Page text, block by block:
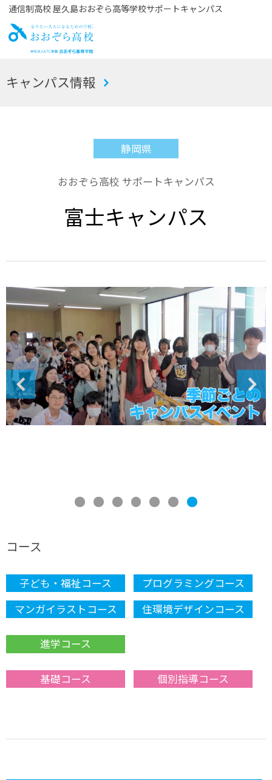
通信制高校 屋久島おおぞら高等学校サポートキャンパス
お
キャンパス情報
静岡県
おおぞら高校 サポートキャンパス
富士キャンパス
コース
子ども・福祉コース
プログラミングコース
マンガイラストコース
住環境デザインコース
進学コース
基礎コース 個別指導コース